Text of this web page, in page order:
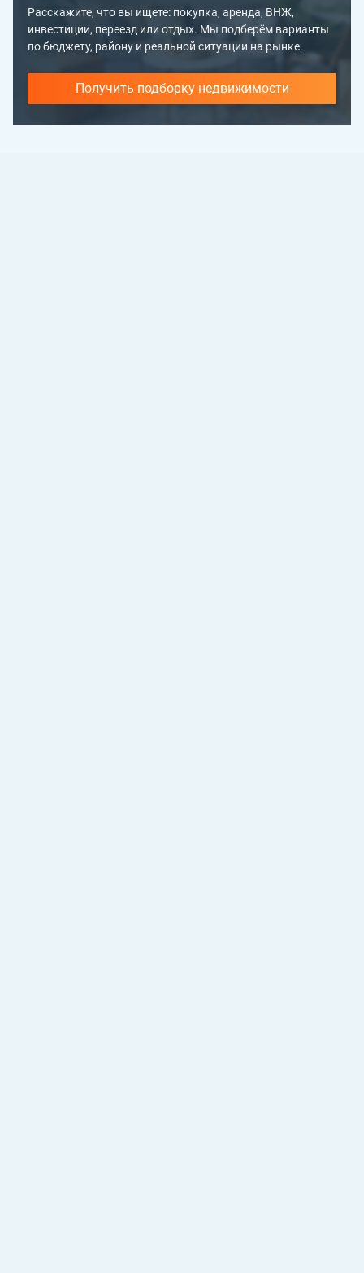
Расскажите, что вы ищете: покупка, аренда, ВНЖ,
инвестиции, переезд или отдых. Мы подберём варианты
по бюджету, району и реальной ситуации на рынке.
Получить подборку недвижимости